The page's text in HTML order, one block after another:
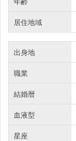
居住地域
出身地
職業
結婚暦
血液型
星座